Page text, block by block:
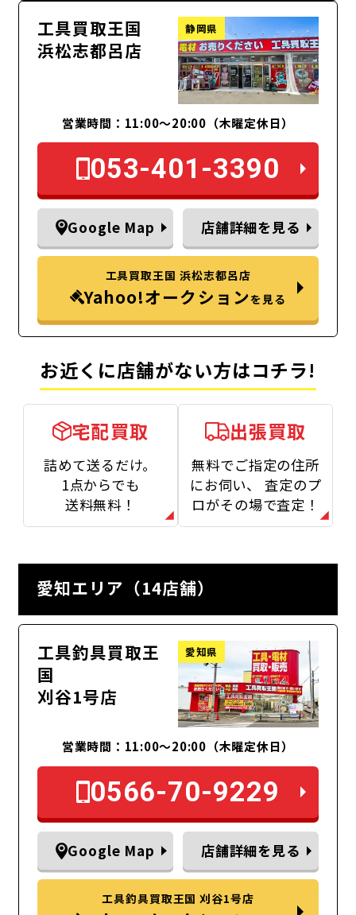
工具買取王国
浜松志都呂店
静岡県
営業時間：11:00～20:00（木曜定休日）
053-401-3390
Google Map 店舗詳細を見る
工具買取王国 浜松志都呂店
Yahoo!オークションを見る
お近くに店舗がない方はコチラ!
宅配買取
詰めて送るだけ。
1点からでも
送料無料！
出張買取
無料でご指定の住所
にお伺い、
査定のプ
ロがその場で査定！
愛知エリア（14店舗）
工具釣具買取王
国
刈谷1号店
愛知県
営業時間：11:00～20:00（木曜定休日）
0566-70-9229
Google Map 店舗詳細を見る
工具釣具買取王国 刈谷1号店